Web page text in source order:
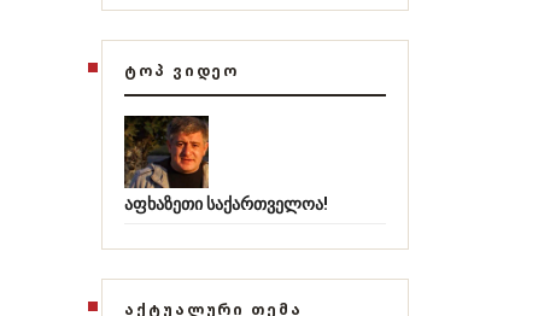
ᲢᲝᲞ ᲕᲘᲓᲔᲝ
აფხაზეთი საქართველოა!
ᲐᲥᲢᲣᲐᲚᲣᲠᲘ ᲗᲔᲛᲐ